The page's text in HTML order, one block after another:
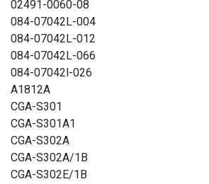
02491-0060-08
084-07042L-004
084-07042L-012
084-07042L-066
084-07042l-026
A1812A
CGA-S301
CGA-S301A1
CGA-S302A
CGA-S302A/1B
CGA-S302E/1B